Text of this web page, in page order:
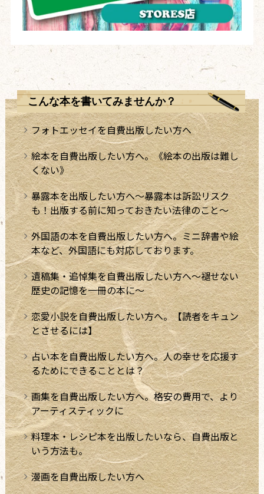
こんな本を書いてみませんか？
フォトエッセイを自費出版したい方へ
絵本を自費出版したい方へ。《絵本の出版は難し
くない》
暴露本を出版したい方へ～暴露本は訴訟リスク
も！出版する前に知っておきたい法律のこと～
外国語の本を自費出版したい方へ。ミニ辞書や絵
本など、外国語にも対応しております。
遺稿集・追悼集を自費出版したい方へ～褪せない
歴史の記憶を一冊の本に～
恋愛小説を自費出版したい方へ。【読者をキュン
とさせるには】
占い本を自費出版したい方へ。人の幸せを応援す
るためにできることとは？
画集を自費出版したい方へ。格安の費用で、より
アーティスティックに
料理本・レシピ本を出版したいなら、自費出版と
いう方法も。
漫画を自費出版したい方へ